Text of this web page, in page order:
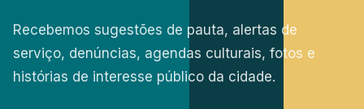
Recebemos sugestões de pauta, alertas de
serviço, denúncias, agendas culturais, fotos e
histórias de interesse público da cidade.